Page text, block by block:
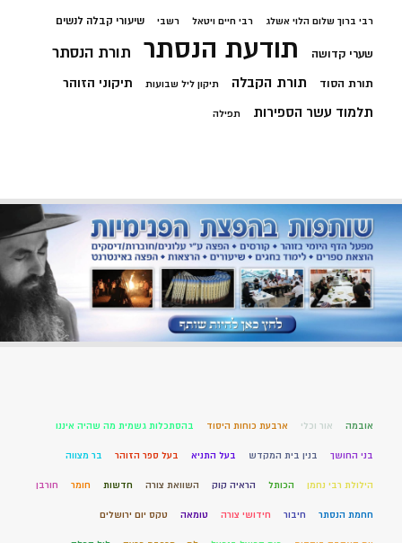
רבי ברוך שלום הלוי אשלג רבי חיים ויטאל רשבי שיעורי קבלה לנשים
שערי קדושה תודעת הנסתר תורת הנסתר
תורת הסוד תורת הקבלה תיקון ליל שבועות תיקוני הזוהר
תלמוד עשר הספירות תפילה
אובמה אור וכלי ארבעת כוחות היסוד בהסתכלות גשמית מה שהיה איננו
בני החושך בנין בית המקדש בעל התניא בעל ספר הזוהר בר מצווה
הילולת רבי נחמן הכותל הראיה קוק השוואת צורה חדשות חומר חורבן
חחמת הנסתר חיבור חידושי צורה טומאה טקס יום ירושלים